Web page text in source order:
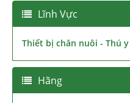
Lĩnh Vực
Thiết bị chăn nuôi - Thú y
Hãng